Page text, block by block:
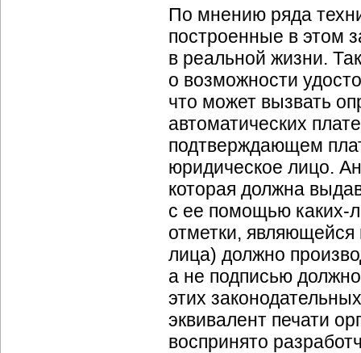
По мнению ряда
построенные в этом
в реальной жизни.
о возможности
что может вызвать
автоматических
подтверждающем
юридическое лицо.
которая должна
с ее помощью каких-
отметки,
лица) должно
а не подписью
этих
эквивалент печати
воспринято